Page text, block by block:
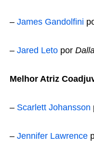
– James Gandolfini
– Jared Leto por
Melhor Atriz
– Scarlett Johansson
– Jennifer Lawrence